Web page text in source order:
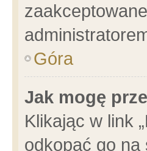
Góra
Jak mogę
Klikając w link
odkopać go na